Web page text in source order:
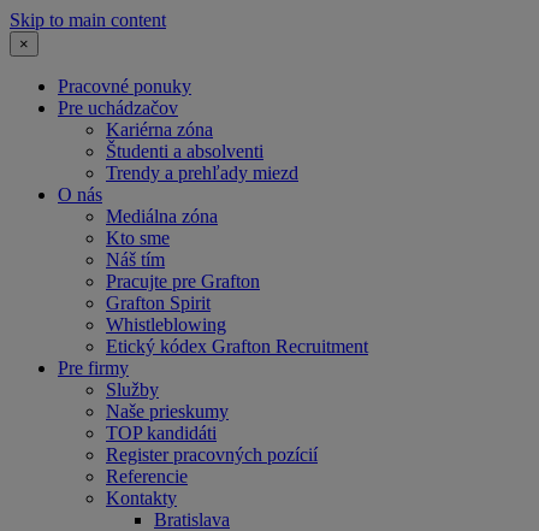
Skip to main content
×
Pracovné ponuky
Pre uchádzačov
Kariérna zóna
Študenti a absolventi
Trendy a prehľady miezd
O nás
Mediálna zóna
Kto sme
Náš tím
Pracujte pre Grafton
Grafton Spirit
Whistleblowing
Etický kódex Grafton Recruitment
Pre firmy
Služby
Naše prieskumy
TOP kandidáti
Register pracovných pozícií
Referencie
Kontakty
Bratislava